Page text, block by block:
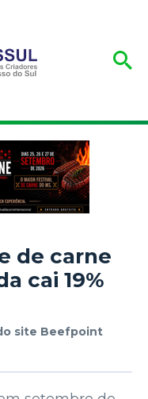
de carne
cai 19%
site Beefpoint